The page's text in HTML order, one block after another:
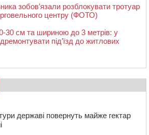
зобов’язали розблокувати тротуар
центру (ФОТО)
30 см та шириною до 3 метрів: у
під’їзд до житлових
державі повернуть майже гектар